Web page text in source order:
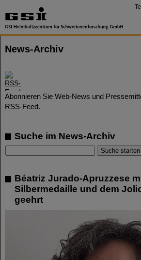
News-Archiv
Abonnieren Sie Web-News und
RSS-Feed.
Suche im News-Archiv
Béatriz Jurado-Apruzzese
Silbermedaille und dem
geehrt